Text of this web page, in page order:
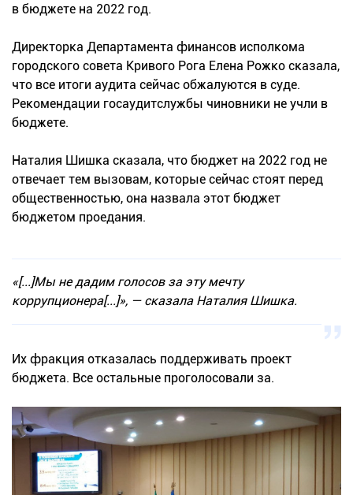
в бюджете на 2022 год.
Директорка Департамента финансов исполкома
городского совета Кривого Рога Елена Рожко сказала,
что все итоги аудита сейчас обжалуются в суде.
Рекомендации госаудитслужбы чиновники не учли в
бюджете.
Наталия Шишка сказала, что бюджет на 2022 год не
отвечает тем вызовам, которые сейчас стоят перед
общественностью, она назвала этот бюджет
бюджетом проедания.
«[...]Мы не дадим голосов за эту мечту
коррупционера[...]», — сказала Наталия Шишка.
Их фракция отказалась поддерживать проект
бюджета. Все остальные проголосовали за.